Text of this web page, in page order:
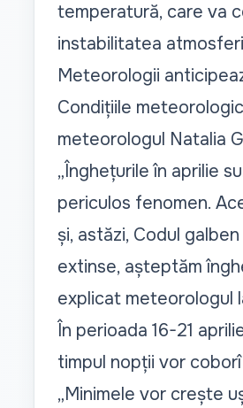
temperatură, care va
instabilitatea
Meteorologii
Condițiile
meteorologul Natalia
„Înghețurile în aprilie
periculos fenomen.
și, astăzi, Codul
extinse, așteptăm
explicat meteorologul
În perioada 16-21
timpul nopții vor
„Minimele vor crește